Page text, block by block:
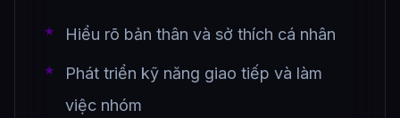
Hiểu rõ bản thân và sở thích cá nhân
Phát triển kỹ năng giao tiếp và làm
việc nhóm